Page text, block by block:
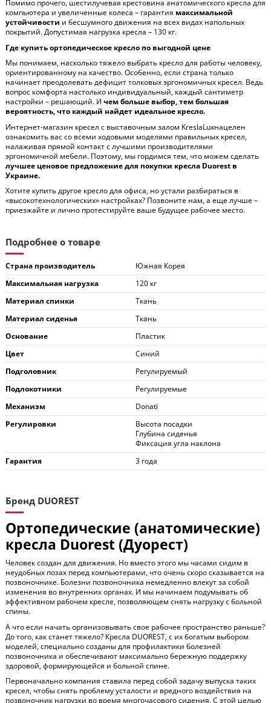
Помимо прочего, шестилучевая крестовина анатомического кресла для
компьютера и увеличенные колеса – гарантия максимальной
устойчивости и бесшумного движения на всех видах напольных
покрытий. Допустимая нагрузка кресла – 130 кг.
Где купить ортопедическое кресло по выгодной цене
Мы понимаем, насколько тяжело выбрать кресло для работы человеку,
ориентированному на качество. Особенно, если страна только
начинает преодолевать дефицит толковых эргономичных кресел. Ведь
вопрос комфорта настолько индивидуальный, каждый сантиметр
настройки – решающий. И чем больше выбор, тем большая
вероятность, что каждый найдет идеальное кресло.
Интернет-магазин кресел с выставочным залом KreslaLuxнацелен
ознакомить вас со всеми ходовыми моделями правильных кресел,
налаживая прямой контакт с лучшими производителями
эргономичной мебели. Поэтому, мы гордимся тем, что можем сделать
лучшее ценовое предложение для покупки кресла Duorest в
Украине.
Хотите купить другое кресло для офиса, но устали разбираться в
«высокотехнологических» настройках? Позвоните нам, а еще лучше –
приезжайте и лично протестируйте ваше будущее рабочее место.
Подробнее о товаре
Страна производитель
Южная Корея
Максимальная нагрузка
120 кг
Материал спинки
Ткань
Материал сиденья
Ткань
Основание
Пластик
Цвет
Синий
Подголовник
Регулируемый
Подлокотники
Регулируемые
Механизм
Donati
Регулировки
Высота посадки
Глубина сиденья
Фиксация угла наклона
Гарантия
3 года
Бренд DUOREST
Ортопедические (анатомические)
кресла Duorest (Дуорест)
Человек создан для движения. Но вместо этого мы часами сидим в
неудобных позах перед компьютерами, что очень скоро сказывается на
позвоночнике. Болезни позвоночника немедленно влекут за собой
изменения во внутренних органах. И мы начинаем подумывать об
эффективном рабочем кресле, позволяющем снять нагрузку с больной
спины.
А что если начать организовывать свое рабочее пространство раньше?
До того, как станет тяжело? Кресла DUOREST, с их богатым выбором
моделей, специально созданы для профилактики болезней
позвоночника и обеспечивают максимально бережную поддержку
здоровой, формирующейся и больной спине.
Первоначально компания ставила перед собой задачу выпуска таких
кресел, чтобы снять проблему усталости и вредного воздействия на
позвоночник нагрузки во время многочасового сидения. С этой целью